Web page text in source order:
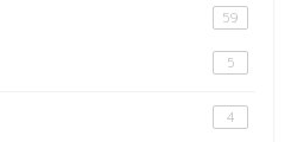
59
5
4